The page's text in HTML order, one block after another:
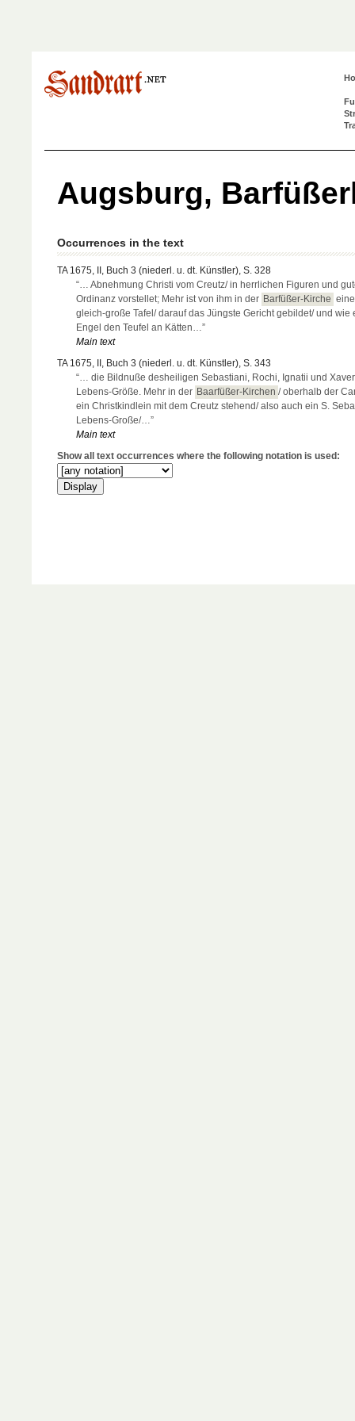
Augsburg,
Occurrences in the text
TA 1675, II, Buch 3 (niederl. u. dt. Künstler), S. 328
“… Abnehmung Christi vom Creutz/ in herrlichen Figuren und
Ordinanz vorstellet; Mehr ist von ihm in der Barfüßer-Kirche eine
gleich-große Tafel/ darauf das Jüngste Gericht gebildet/ und wie
Engel den Teufel an Kätten…”
Main text
TA 1675, II, Buch 3 (niederl. u. dt. Künstler), S. 343
“… die Bildnuße desheiligen Sebastiani, Rochi, Ignatii und
Lebens-Größe. Mehr in der Baarfüßer-Kirchen / oberhalb der
ein Christkindlein mit dem Creutz stehend/ also auch ein S.
Lebens-Große/…”
Main text
Show all text occurrences where the following notation is used: